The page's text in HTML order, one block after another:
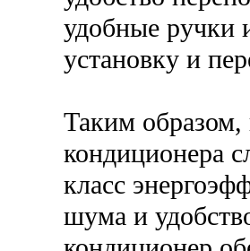
удобные ручки
установку и
Таким образом,
кондиционера
класс
шума и